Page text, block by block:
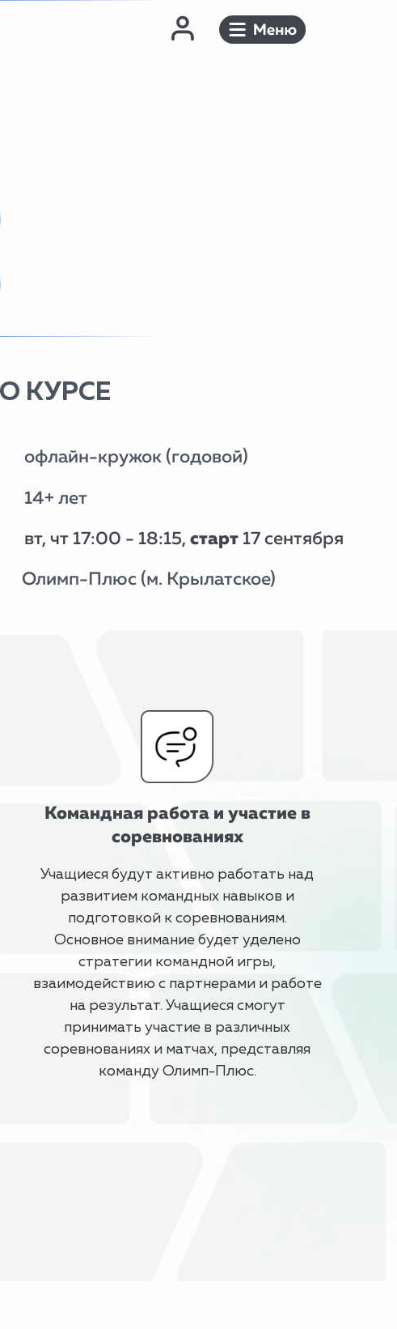
Командная работа и участие в
соревнованиях
Учащиеся будут активно работать над
развитием командных навыков и
подготовкой к соревнованиям.
Основное внимание будет уделено
стратегии командной игры,
взаимодействию с партнерами и работе
на результат. Учащиеся смогут
принимать участие в различных
соревнованиях и матчах, представляя
команду Олимп-Плюс.